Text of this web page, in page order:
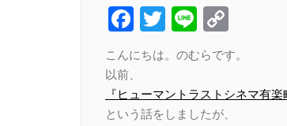
Facebook
Twitter
Line
Link
こんにちは。のむらです。
以前、
『ヒューマントラストシネマ有
という話をしましたが、